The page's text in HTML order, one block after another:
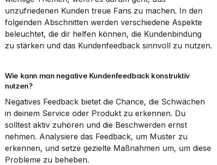
unzufriedenen Kunden treue Fans zu machen. In den
folgenden Abschnitten werden verschiedene Aspekte
beleuchtet, die dir helfen können, die Kundenbindung
zu stärken und das Kundenfeedback sinnvoll zu nutzen.
Wie kann man negative Kundenfeedback konstruktiv
nutzen?
Negatives Feedback bietet die Chance, die Schwächen
in deinem Service oder Produkt zu erkennen. Du
solltest aktiv zuhören und die Beschwerden ernst
nehmen. Analysiere das Feedback, um Muster zu
erkennen, und setze gezielte Maßnahmen um, um diese
Probleme zu beheben.